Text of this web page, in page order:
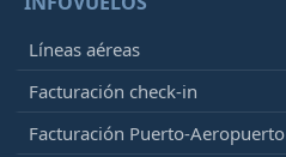
Líneas aéreas
Facturación check-in
Facturación Puerto-Aeropuerto